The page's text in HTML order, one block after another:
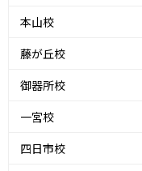
本山校
藤が丘校
御器所校
一宮校
四日市校